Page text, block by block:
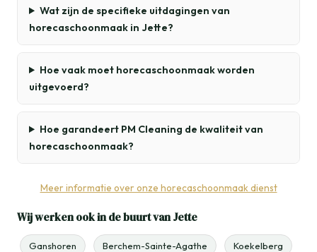
Wat zijn de specifieke uitdagingen van
horecaschoonmaak in Jette?
Hoe vaak moet horecaschoonmaak worden
uitgevoerd?
Hoe garandeert PM Cleaning de kwaliteit van
horecaschoonmaak?
Meer informatie over onze horecaschoonmaak dienst
Wij werken ook in de buurt van Jette
Ganshoren Berchem-Sainte-Agathe Koekelberg